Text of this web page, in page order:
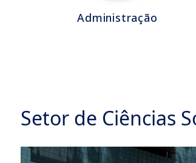
Administração
Setor de Ciências